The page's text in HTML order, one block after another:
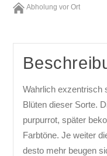
Abholung vor Ort
Wahrlich exzentrisch
Blüten dieser Sorte.
purpurrot, später
Farbtöne. Je weiter
desto mehr beugen